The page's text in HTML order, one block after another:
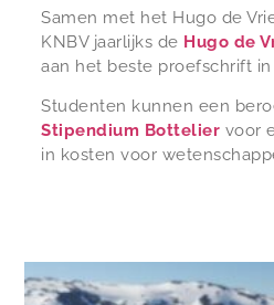
Samen met het Hugo de
KNBV jaarlijks de Hugo de
aan het beste proefschrift
Studenten kunnen een
Stipendium Bottelier voor
in kosten voor